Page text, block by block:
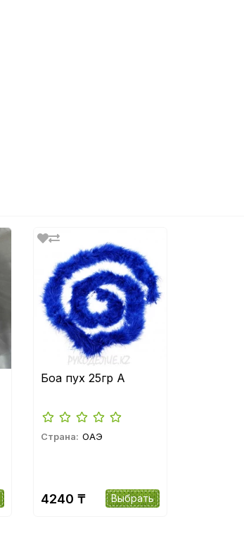
Боа пух 25гр A
Страна: ОАЭ
4240 ₸ Выбрать